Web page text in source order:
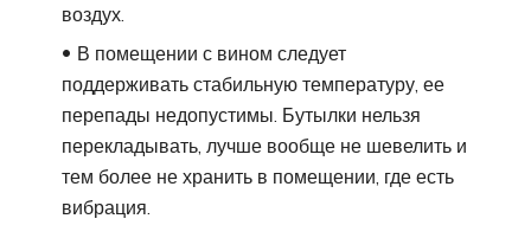
воздух.
В помещении с вином следует
поддерживать стабильную температуру, ее
перепады недопустимы. Бутылки нельзя
перекладывать, лучше вообще не шевелить и
тем более не хранить в помещении, где есть
вибрация.